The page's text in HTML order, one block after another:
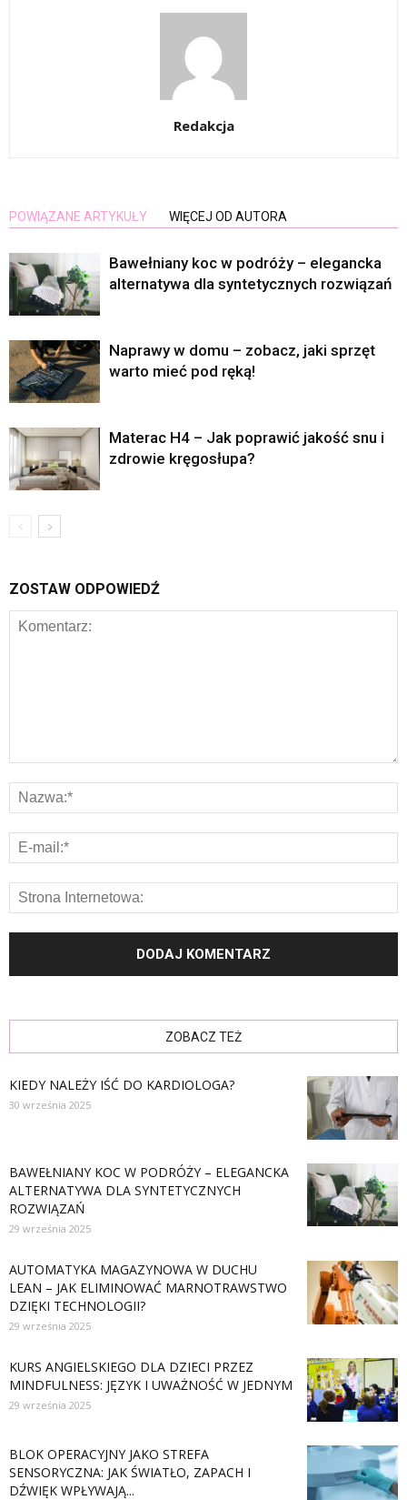
Redakcja
POWIĄZANE ARTYKUŁY WIĘCEJ OD AUTORA
Bawełniany koc w podróży – elegancka
alternatywa dla syntetycznych rozwiązań
Naprawy w domu – zobacz, jaki sprzęt
warto mieć pod ręką!
Materac H4 – Jak poprawić jakość snu i
zdrowie kręgosłupa?
ZOSTAW ODPOWIEDŹ
ZOBACZ TEŻ
KIEDY NALEŻY IŚĆ DO KARDIOLOGA?
30 września 2025
BAWEŁNIANY KOC W PODRÓŻY – ELEGANCKA
ALTERNATYWA DLA SYNTETYCZNYCH
ROZWIĄZAŃ
29 września 2025
AUTOMATYKA MAGAZYNOWA W DUCHU
LEAN – JAK ELIMINOWAĆ MARNOTRAWSTWO
DZIĘKI TECHNOLOGII?
29 września 2025
KURS ANGIELSKIEGO DLA DZIECI PRZEZ
MINDFULNESS: JĘZYK I UWAŻNOŚĆ W JEDNYM
29 września 2025
BLOK OPERACYJNY JAKO STREFA
SENSORYCZNA: JAK ŚWIATŁO, ZAPACH I
DŹWIĘK WPŁYWAJĄ...